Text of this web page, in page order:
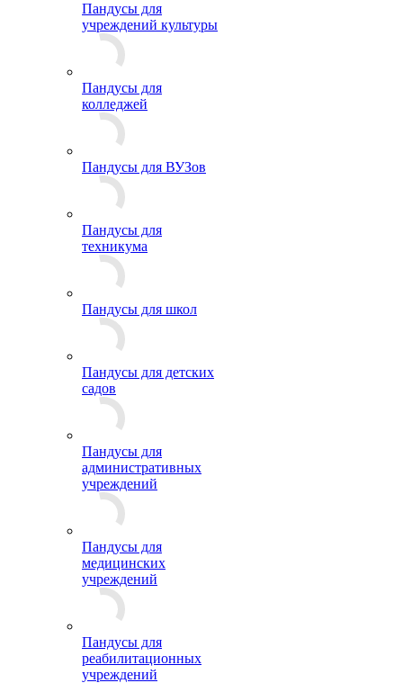
Пандусы для
учреждений культуры
Пандусы для
колледжей
Пандусы для ВУЗов
Пандусы для
техникума
Пандусы для школ
Пандусы для детских
садов
Пандусы для
административных
учреждений
Пандусы для
медицинских
учреждений
Пандусы для
реабилитационных
учреждений